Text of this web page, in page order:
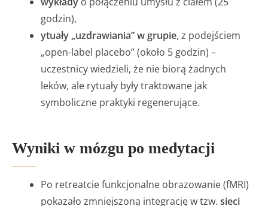
godzin),
ytuały „uzdrawiania” w grupie, z podejściem
„open-label placebo” (około 5 godzin) –
uczestnicy wiedzieli, że nie biorą żadnych
leków, ale rytuały były traktowane jak
symboliczne praktyki regenerujące.
Wyniki w mózgu po medytacji
Po retreatcie funkcjonalne obrazowanie (fMRI)
pokazało zmniejszoną integrację w tzw. sieci